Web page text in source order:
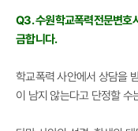
Q3. 수원학교폭력전문변호
금합니다.
학교폭력 사안에서 상담을
이 남지 않는다고 단정할 수